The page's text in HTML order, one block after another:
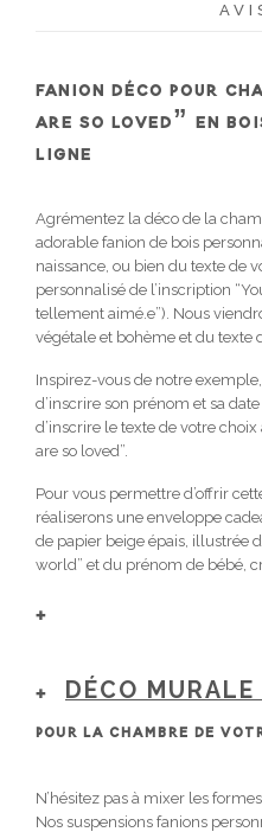
FANION DÉCO POUR
ARE SO LOVED” EN
LIGNE
Agrémentez la déco de la
adorable fanion de bois
naissance, ou bien du texte de
personnalisé de l’inscription
tellement aimé.e”). Nous
végétale et bohème et du texte
Inspirez-vous de notre
d’inscrire son prénom et sa
d’inscrire le texte de votre choix
are so loved”.
Pour vous permettre d’offrir
réaliserons une enveloppe
de papier beige épais, illustrée
world” et du prénom de bébé,
DÉCO MURALE
POUR LA CHAMBRE DE
N’hésitez pas à mixer les
Nos suspensions fanions